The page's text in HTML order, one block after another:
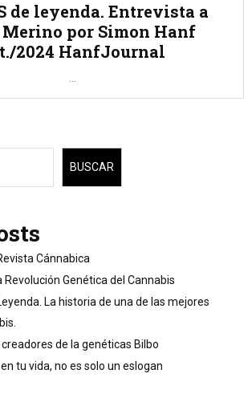
de leyenda. Entrevista a
por Simon Hanf
2024 HanfJournal
BUSCAR
Cánnabica
Genética del Cannabis
La historia de una de las mejores
de la genéticas Bilbo
tu vida, no es solo un eslogan